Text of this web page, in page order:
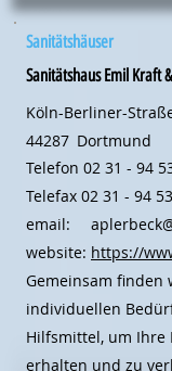
Sanitätshäuser
Sanitätshaus Emil Kraft
Köln-Berliner-
44287 Dortmund
Telefon 02 31 - 94
Telefax 02 31 - 94
email:
website: https://
Gemeinsam finden
individuellen
Hilfsmittel, um Ihre
erhalten und zu